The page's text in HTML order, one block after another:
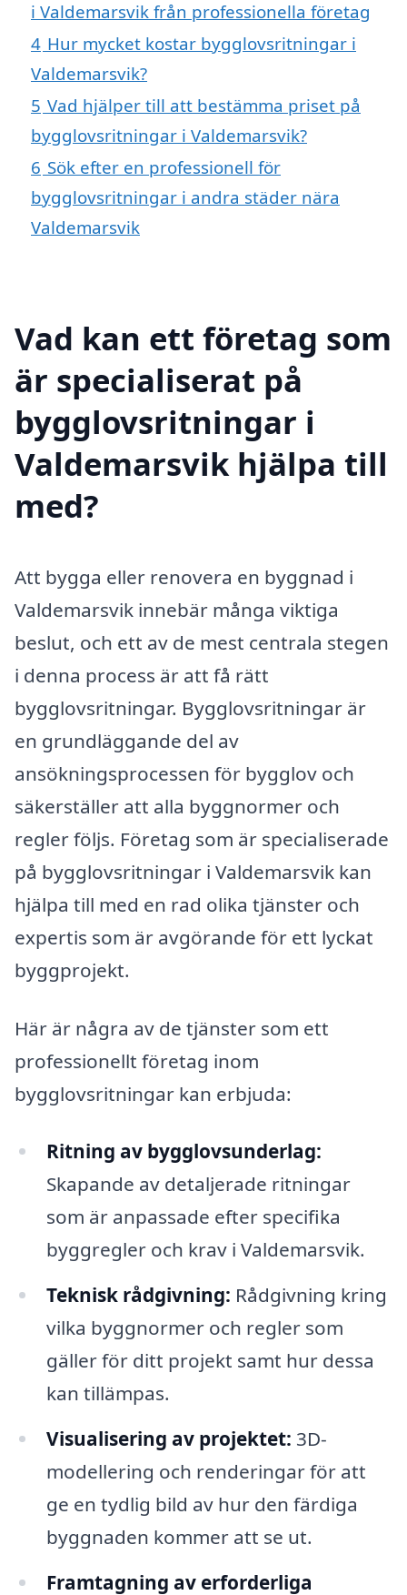
i Valdemarsvik från professionella företag
4 Hur mycket kostar bygglovsritningar i
Valdemarsvik?
5 Vad hjälper till att bestämma priset på
bygglovsritningar i Valdemarsvik?
6 Sök efter en professionell för
bygglovsritningar i andra städer nära
Valdemarsvik
Vad kan ett företag som
är specialiserat på
bygglovsritningar i
Valdemarsvik hjälpa till
med?
Att bygga eller renovera en byggnad i
Valdemarsvik innebär många viktiga
beslut, och ett av de mest centrala stegen
i denna process är att få rätt
bygglovsritningar. Bygglovsritningar är
en grundläggande del av
ansökningsprocessen för bygglov och
säkerställer att alla byggnormer och
regler följs. Företag som är specialiserade
på bygglovsritningar i Valdemarsvik kan
hjälpa till med en rad olika tjänster och
expertis som är avgörande för ett lyckat
byggprojekt.
Här är några av de tjänster som ett
professionellt företag inom
bygglovsritningar kan erbjuda:
Ritning av bygglovsunderlag:
Skapande av detaljerade ritningar
som är anpassade efter specifika
byggregler och krav i Valdemarsvik.
Teknisk rådgivning: Rådgivning kring
vilka byggnormer och regler som
gäller för ditt projekt samt hur dessa
kan tillämpas.
Visualisering av projektet: 3D-
modellering och renderingar för att
ge en tydlig bild av hur den färdiga
byggnaden kommer att se ut.
Framtagning av erforderliga